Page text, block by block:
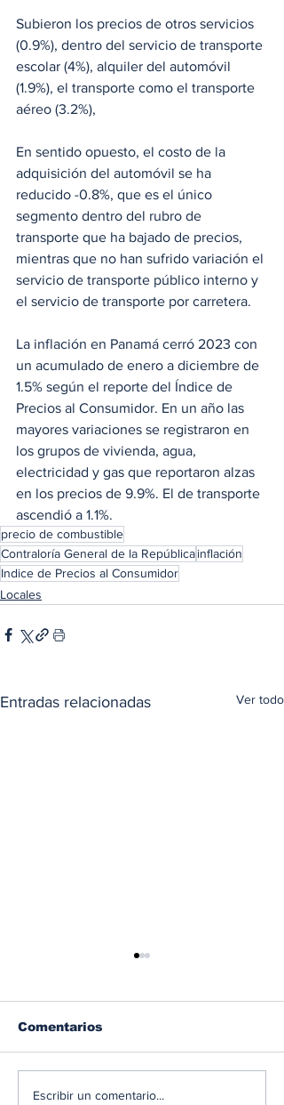
Subieron los precios de otros servicios
(0.9%), dentro del servicio de transporte
escolar (4%), alquiler del automóvil
(1.9%), el transporte como el transporte
aéreo (3.2%),
En sentido opuesto, el costo de la
adquisición del automóvil se ha
reducido -0.8%, que es el único
segmento dentro del rubro de
transporte que ha bajado de precios,
mientras que no han sufrido variación el
servicio de transporte público interno y
el servicio de transporte por carretera.
La inflación en Panamá cerró 2023 con
un acumulado de enero a diciembre de
1.5% según el reporte del Índice de
Precios al Consumidor. En un año las
mayores variaciones se registraron en
los grupos de vivienda, agua,
electricidad y gas que reportaron alzas
en los precios de 9.9%. El de transporte
ascendió a 1.1%.
precio de combustible
Contraloría General de la Repúblicainflación
Indice de Precios al Consumidor
Locales
Entradas relacionadas Ver todo
Diésel supera los 5
Comentarios
Escribir un comentario...